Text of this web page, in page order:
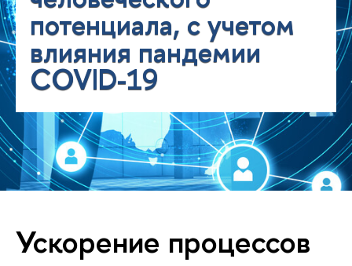
потенциала, с учетом
влияния пандемии
COVID-19
Ускорение процессов